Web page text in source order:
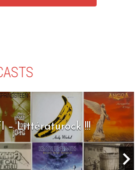
– Littératurock !!!